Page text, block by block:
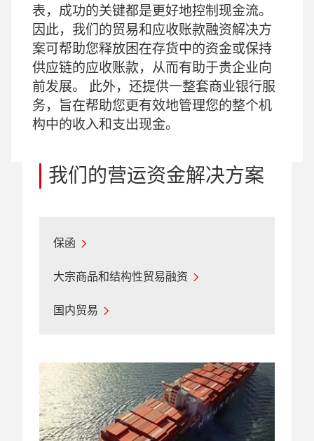
表，成功的关键都是更好地控制现金流。
因此，我们的贸易和应收账款融资解决方
案可帮助您释放困在存货中的资金或保持
供应链的应收账款，从而有助于贵企业向
前发展。 此外，还提供一整套商业银行服
务，旨在帮助您更有效地管理您的整个机
构中的收入和支出现金。
我们的营运资金解决方案
保函
大宗商品和结构性贸易融资
国内贸易